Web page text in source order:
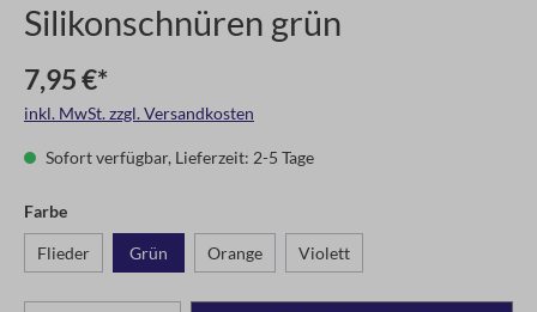
Silikonschnüren grün
7,95 €*
inkl. MwSt. zzgl. Versandkosten
Sofort verfügbar, Lieferzeit: 2-5 Tage
Farbe
Flieder Grün Orange Violett